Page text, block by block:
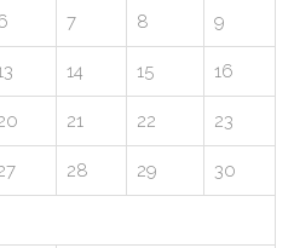
7 8 9
14 15 16
21 22 23
28 29 30